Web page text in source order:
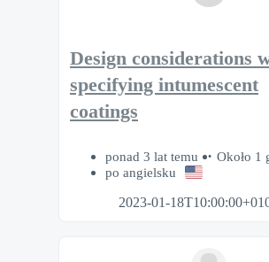
Design considerations
specifying intumescent
coatings
ponad 3 lat temu
Około 1
po angielsku
2023-01-